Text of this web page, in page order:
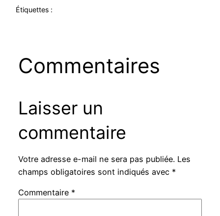
Étiquettes :
Commentaires
Laisser un
commentaire
Votre adresse e-mail ne sera pas publiée. Les
champs obligatoires sont indiqués avec *
Commentaire *